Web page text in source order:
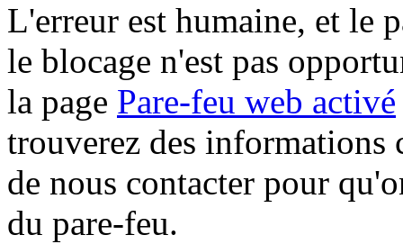
L'erreur est humaine, et le
le blocage n'est pas
la page Pare-feu web activé
trouverez des informations
de nous contacter pour
du pare-feu.